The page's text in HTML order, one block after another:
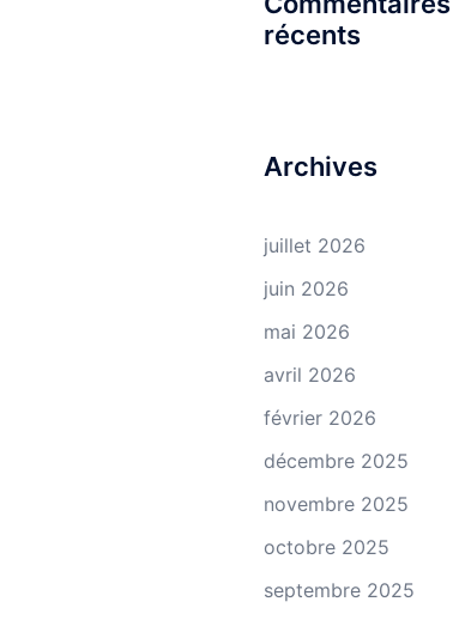
récents
Archives
juillet 2026
juin 2026
mai 2026
avril 2026
février 2026
décembre 2025
novembre 2025
octobre 2025
septembre 2025